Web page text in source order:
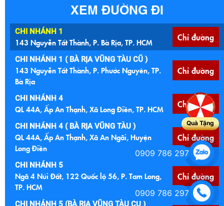
XEM ĐƯỜNG ĐI
CHI NHÁNH 1
143 Nguyễn Tất Thành, P. Bà Rịa, TP. HCM Chỉ đường
CHI NHÁNH 1 ( BÀ RỊA VŨNG TÀU CŨ )
143 Nguyễn Tất Thành, P. Phước Nguyên, TP.
Bà Rịa
Chỉ đường
CHI NHÁNH 4
QL 44A, Ấp An Thạnh, Xã Long Điền, TP. HCM Chỉ đường
CHI NHÁNH 4 ( BÀ RỊA VŨNG TÀU )
QL 44A, Ấp An Thạnh, Xã An Ngãi, Huyện
Long Điền
Chỉ đường
CHI NHÁNH 5
Ngã 4 Núi Đất, 122 Quốc lộ 56, P. Tam Long,
TP. HCM
Chỉ đường
CHI NHÁNH 5 (BÀ RỊA VŨNG TÀU CŨ )
Quà Tặng
0909 786 297
0909 786 297